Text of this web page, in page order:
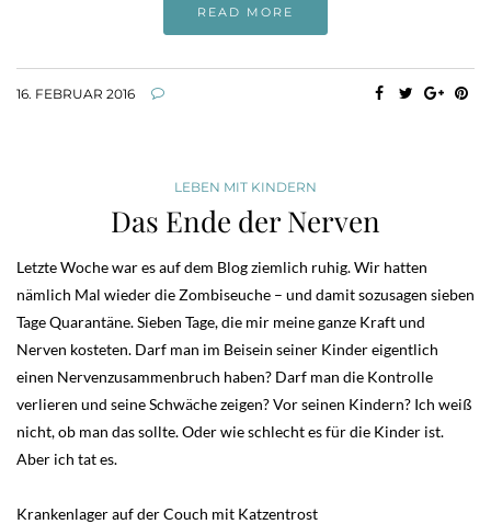
READ MORE
16. FEBRUAR 2016
LEBEN MIT KINDERN
Das Ende der Nerven
Letzte Woche war es auf dem Blog ziemlich ruhig. Wir hatten
nämlich Mal wieder die Zombiseuche – und damit sozusagen sieben
Tage Quarantäne. Sieben Tage, die mir meine ganze Kraft und
Nerven kosteten. Darf man im Beisein seiner Kinder eigentlich
einen Nervenzusammenbruch haben? Darf man die Kontrolle
verlieren und seine Schwäche zeigen? Vor seinen Kindern? Ich weiß
nicht, ob man das sollte. Oder wie schlecht es für die Kinder ist.
Aber ich tat es.
Krankenlager auf der Couch mit Katzentrost